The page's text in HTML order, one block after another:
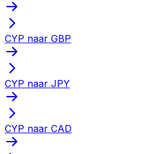
CYP naar GBP
CYP naar JPY
CYP naar CAD